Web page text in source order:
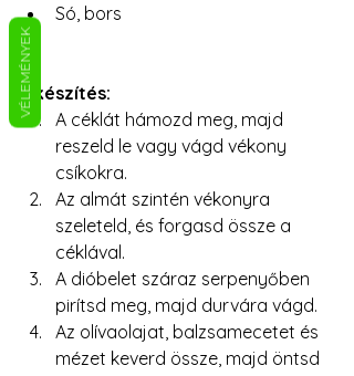
Só, bors
Elkészítés:
A céklát hámozd meg, majd
reszeld le vagy vágd vékony
csíkokra.
Az almát szintén vékonyra
szeleteld, és forgasd össze a
céklával.
A dióbelet száraz serpenyőben
pirítsd meg, majd durvára vágd.
Az olívaolajat, balzsamecetet és
mézet keverd össze, majd öntsd
VÉLEMÉNYEK